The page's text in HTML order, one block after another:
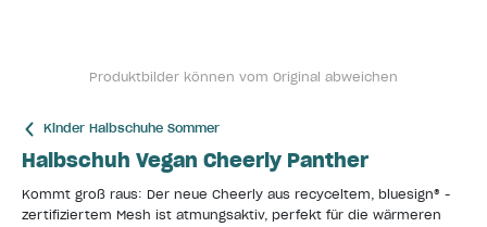
Produktbilder können vom Original abweichen
Kinder Halbschuhe Sommer
Halbschuh Vegan Cheerly Panther
Kommt groß raus: Der neue Cheerly aus recyceltem, bluesign® -
zertifiziertem Mesh ist atmungsaktiv, perfekt für die wärmeren